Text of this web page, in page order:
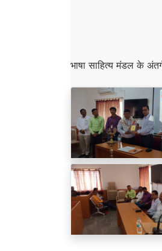
भाषा साहित्य मंडल के